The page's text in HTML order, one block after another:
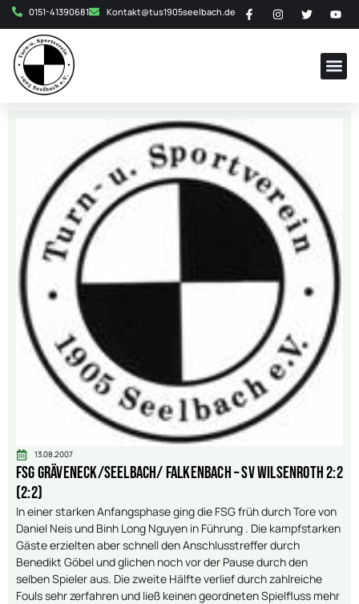
0151-41390681 Kontakt@tus1905seelbach.de
13.08.2007
FSG Gräveneck/Seelbach/ Falkenbach – SV Wilsenroth 2:2
(2:2)
In einer starken Anfangsphase ging die FSG früh durch Tore von
Daniel Neis und Binh Long Nguyen in Führung . Die kampfstarken
Gäste erzielten aber schnell den Anschlusstreffer durch
Benedikt Göbel und glichen noch vor der Pause durch den
selben Spieler aus. Die zweite Hälfte verlief durch zahlreiche
Fouls sehr zerfahren und ließ keinen geordneten Spielfluss mehr